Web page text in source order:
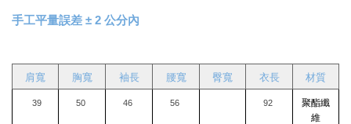
手工平量誤差 ± 2 公分內
肩寬 胸寬 袖長 腰寬 臀寬 衣長 材質
39 50 46 56 92
聚酯纖
維